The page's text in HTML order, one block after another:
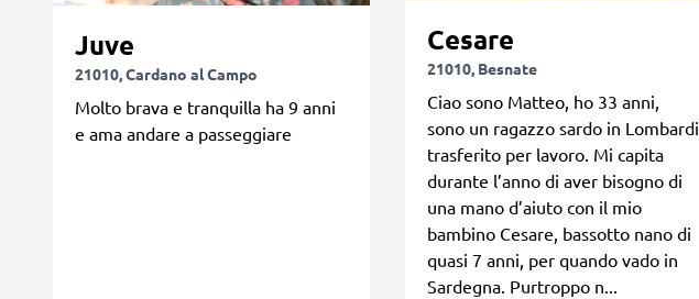
Juve
21010, Cardano al Campo
Molto brava e tranquilla ha 9 anni
e ama andare a passeggiare
Cesare
21010, Besnate
Ciao sono Matteo, ho 33 anni,
sono un ragazzo sardo in Lombardi
trasferito per lavoro. Mi capita
durante l’anno di aver bisogno di
una mano d’aiuto con il mio
bambino Cesare, bassotto nano di
quasi 7 anni, per quando vado in
Sardegna. Purtroppo n...